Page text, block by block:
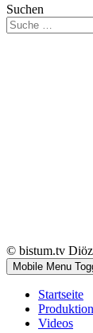
Suchen
© bistum.tv
Mobile Menu
Startseite
Videos